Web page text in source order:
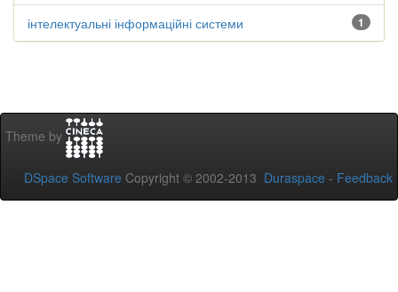
1
інтелектуальні інформаційні системи
Theme by
DSpace Software Copyright © 2002-2013 Duraspace - Feedback